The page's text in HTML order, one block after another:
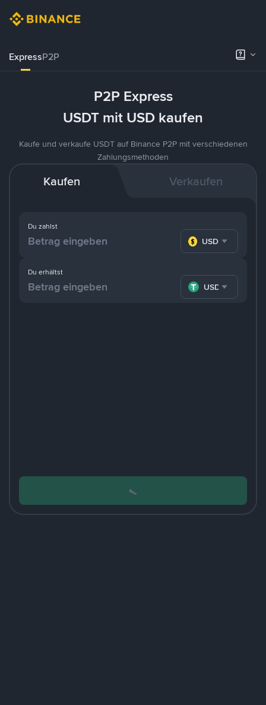
ExpressP2P
P2P Express
USDT mit USD kaufen
Kaufe und verkaufe USDT auf Binance P2P mit verschiedenen
Zahlungsmethoden
Kaufen Verkaufen
Du zahlst
USD
Du erhältst
USDT